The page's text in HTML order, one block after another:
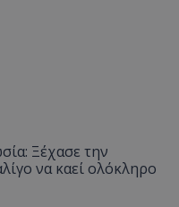
Ξέχασε την
να καεί ολόκληρο